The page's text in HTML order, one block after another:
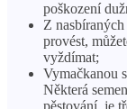
poškození
Z
provést,
vyždímat;
Vymačkanou
Některá
pěstování, je